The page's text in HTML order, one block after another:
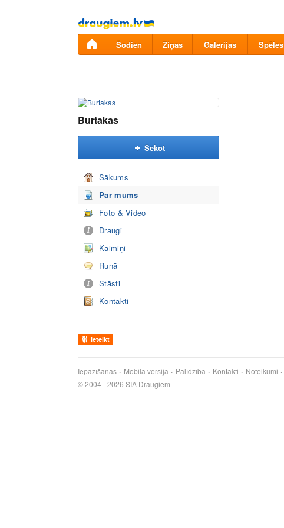
Pāriet
uz
saturu
Šodien Ziņas Galerijas Spēles
Burtakas
Sekot
Sākums
Par mums
Foto & Video
Draugi
Kaimiņi
Runā
Stāsti
Kontakti
Ieteikt
Iepazīšanās Mobilā versija Palīdzība Kontakti Noteikumi
© 2004 - 2026 SIA Draugiem